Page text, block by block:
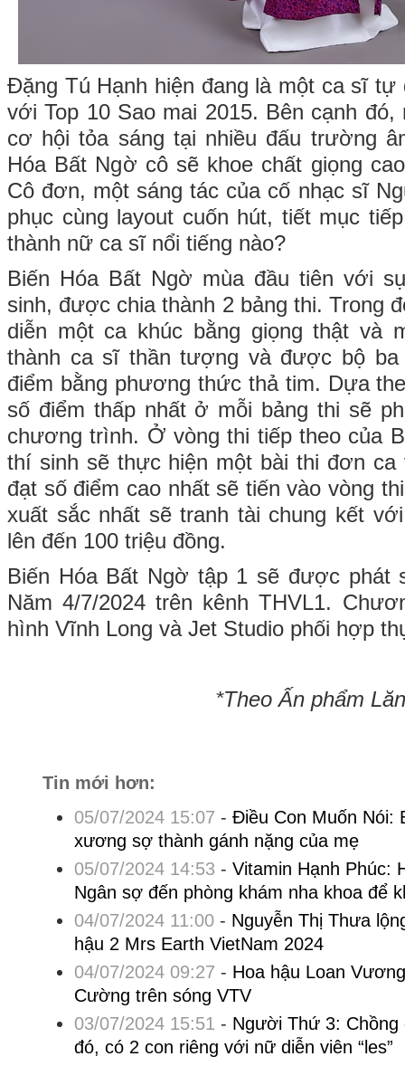
Đặng Tú Hạnh hiện đang là một ca sĩ
với Top 10 Sao mai 2015. Bên cạnh
cơ hội tỏa sáng tại nhiều đấu trường
Hóa Bất Ngờ cô sẽ khoe chất giọng
Cô đơn, một sáng tác của cố nhạc sĩ
phục cùng layout cuốn hút, tiết mục
thành nữ ca sĩ nổi tiếng nào?
Biến Hóa Bất Ngờ mùa đầu tiên với
sinh, được chia thành 2 bảng thi. Trong
diễn một ca khúc bằng giọng thật và
thành ca sĩ thần tượng và được bộ ba
điểm bằng phương thức thả tim. Dựa
số điểm thấp nhất ở mỗi bảng thi sẽ
chương trình. Ở vòng thi tiếp theo của
thí sinh sẽ thực hiện một bài thi đơn ca
đạt số điểm cao nhất sẽ tiến vào vòng
xuất sắc nhất sẽ tranh tài chung kết
lên đến 100 triệu đồng.
Biến Hóa Bất Ngờ tập 1 sẽ được phát
Năm 4/7/2024 trên kênh THVL1.
hình Vĩnh Long và Jet Studio phối hợp
*Theo Ấn phẩm
Tin mới hơn:
05/07/2024 15:07 - Điều Con Muốn Nói:
xương sợ thành gánh nặng của mẹ
05/07/2024 14:53 - Vitamin Hạnh Phúc:
Ngân sợ đến phòng khám nha khoa để
04/07/2024 11:00- Nguyễn Thị Thưa
hậu 2 Mrs Earth VietNam 2024
04/07/2024 09:27 - Hoa hậu Loan
Cường trên sóng VTV
03/07/2024 15:51 - Người Thứ 3: Chồng
đó, có 2 con riêng với nữ diễn viên “les”